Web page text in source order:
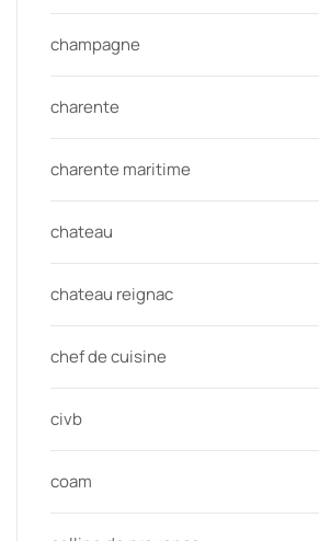
champagne
charente
charente maritime
chateau
chateau reignac
chef de cuisine
civb
coam